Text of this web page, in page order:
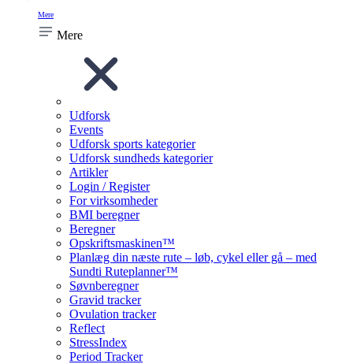
Mere
Mere
Udforsk
Events
Udforsk sports kategorier
Udforsk sundheds kategorier
Artikler
Login / Register
For virksomheder
BMI beregner
Beregner
Opskriftsmaskinen™
Planlæg din næste rute – løb, cykel eller gå – med
Sundti Ruteplanner™
Søvnberegner
Gravid tracker
Ovulation tracker
Reflect
StressIndex
Period Tracker